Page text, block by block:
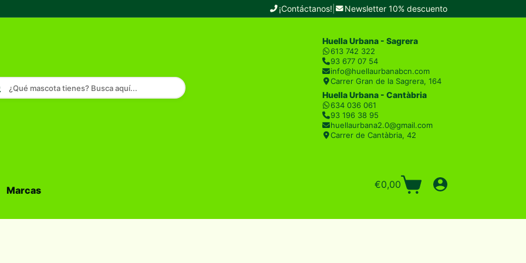
¡Contáctanos! Newsletter 10% descuento
¿Qué mascota tienes? Busca aquí...
Huella Urbana - Sagrera
613 742 322
93 677 07 54
info@huellaurbanabcn.com
Carrer Gran de la Sagrera, 164
Huella Urbana - Cantàbria
634 036 061
93 196 38 95
huellaurbana2.0@gmail.com
Carrer de Cantàbria, 42
Marcas
Carro
€0,00